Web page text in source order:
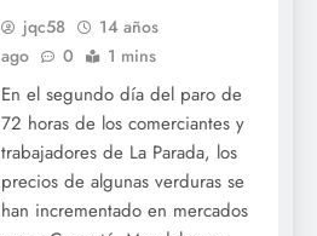
jqc58
14 años
ago
0 1 mins
En el segundo día del paro de
72 horas de los comerciantes y
trabajadores de La Parada, los
precios de algunas verduras se
han incrementado en mercados